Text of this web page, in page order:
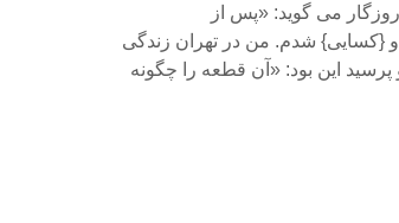
روزگار می گوید: «پس از
او {کسایی} شدم. من در تهران زندگی
این بود: «آن قطعه را چگونه